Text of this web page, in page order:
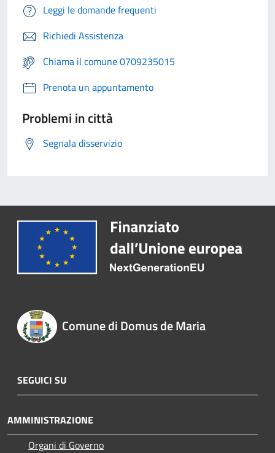
Leggi le domande frequenti
Richiedi Assistenza
Chiama il comune 0709235015
Prenota un appuntamento
Problemi in città
Segnala disservizio
Comune di Domus de Maria
SEGUICI SU
AMMINISTRAZIONE
Organi di Governo